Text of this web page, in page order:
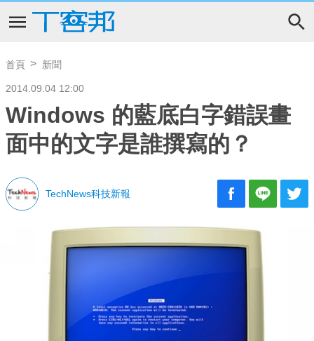
首頁 新聞
2014.09.04 12:00
Windows 的藍底白字錯誤畫
面中的文字是誰撰寫的？
TechNews科技新報